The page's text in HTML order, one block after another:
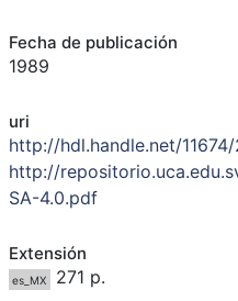
Fecha de publicación
1989
uri
http://hdl.handle.net/11674/
http://
SA-4.0.pdf
Extensión
es_MX 271 p.